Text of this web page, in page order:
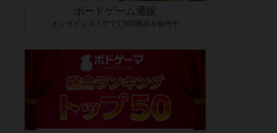
ボードゲーム通販
オンラインストアで7,500商品を販売中